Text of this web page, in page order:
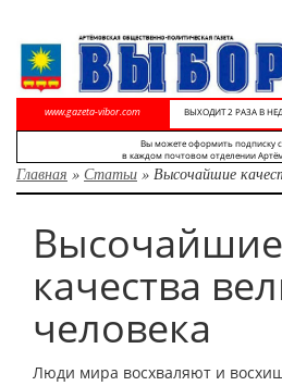
www.gazeta-vibor.com ВЫХОДИТ 2 РАЗА В
Вы можете оформить подписку
в каждом почтовом отделении
Главная » Статьи » Высочайшие
Высочайшие
качества
человека
Люди мира восхваляют и